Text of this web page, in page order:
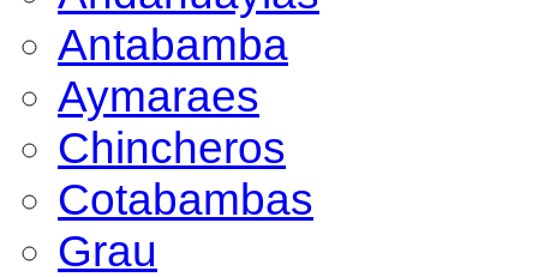
Antabamba
Aymaraes
Chincheros
Cotabambas
Grau